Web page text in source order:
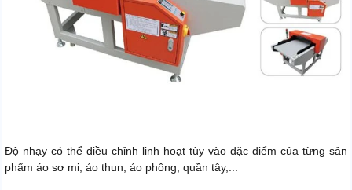
Độ nhạy có thể điều chỉnh linh hoạt tùy vào đặc điểm của từng sản
phẩm áo sơ mi, áo thun, áo phông, quần tây,...